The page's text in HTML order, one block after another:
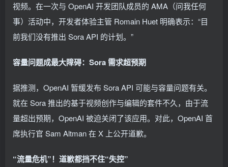
视频。在一次与 OpenAI 开发团队成员的 AMA（问我任何
事）活动中，开发者体验主管 Romain Huet 明确表示：“目
前我们没有推出 Sora API 的计划。”
容量问题成最大障碍：Sora 需求超预期
据推测，OpenAI 暂缓发布 Sora API 可能与容量问题有关。
就在 Sora 推出的基于视频创作与编辑的套件不久，由于流
量超出预期，OpenAI 被迫关闭了该应用。对此，OpenAI 首
席执行官 Sam Altman 在 X 上公开道歉。
“流量危机”！道歉都挡不住“失控”